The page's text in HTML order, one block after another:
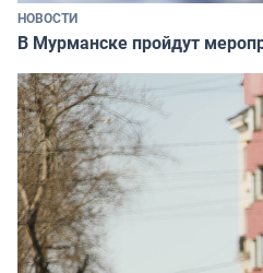
НОВОСТИ
В Мурманске пройдут